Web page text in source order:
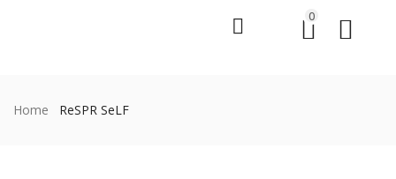
0
Home ReSPR SeLF